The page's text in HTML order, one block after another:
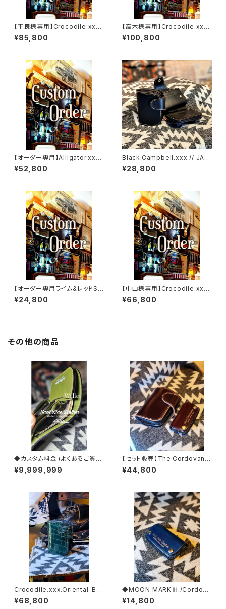
【平良様専用】Crocodile.xxx.
ORIENTAL-BLUE.Edition// J
ACK.RIDE.MSW
¥85,800
【高木様専用】Crocodile.xx
x."HIMARAYA".Edition// JAC
K.RIDE.SSW
¥100,800
【オーダー専用】Alligator.xxx.
Peacock,Blue.Edition// JA
CK.RIDE.SSW
¥52,800
Black.Campbell.xxx // JAC
K.RIDE.SSW
¥28,800
【オーダー専用ライム&レッドSS
W
¥24,800
【中山様専用】Crocodile.xxx.
Edition// JACK.RIDE.SSW
¥66,800
その他の商品
◆カスタム料金+よくあるご質問
まとめ◆
¥9,999,999
【セット販売】The.Cordovan.x
xx.Burgundy.Edition// JAC
K.RIDE.SSW
¥44,800
Crocodile.xxx.Oriental-Blu
e.Edition// JACK.RIDE.SSW
¥68,800
◆MOON.MARKⅢ./Cordova
n. Coin Case.xxx.Navy.Blu
e.Edition
¥14,800